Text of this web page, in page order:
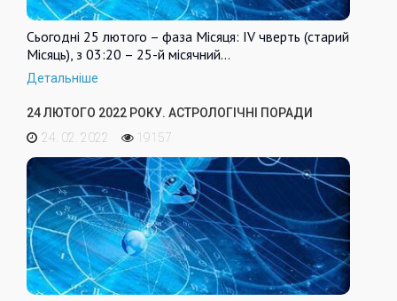
Сьогодні 25 лютого – фаза Місяця: IV чверть (старий
Місяць), з 03:20 – 25-й місячний…
Детальніше
24 ЛЮТОГО 2022 РОКУ. АСТРОЛОГІЧНІ ПОРАДИ
24. 02. 2022
19157